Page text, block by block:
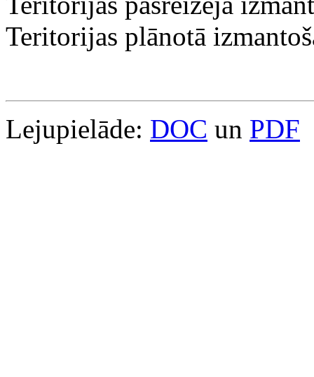
Teritorijas plānotā
Lejupielāde: DOC un PDF